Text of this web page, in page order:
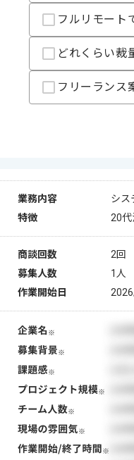
フルリモート
どれくらい裁
フリーランス
業務内容
シス
特徴
20代
商談回数
2回
募集人数
1人
作業開始日